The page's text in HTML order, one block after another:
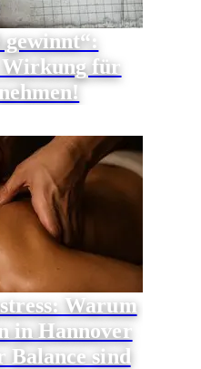
Wirkung für
Warum
in Hannover
Balance sind